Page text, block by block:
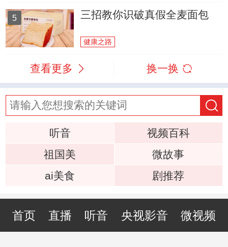
5 三招教你识破真假全麦面包
健康之路
查看更多 换一换
听音
视频百科
祖国美
微故事
ai美食
剧推荐
首页 直播 听音 央视影音 微视频